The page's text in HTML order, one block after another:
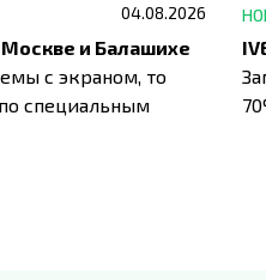
04.08.2026
и Балашихе
с экраном, то
специальным